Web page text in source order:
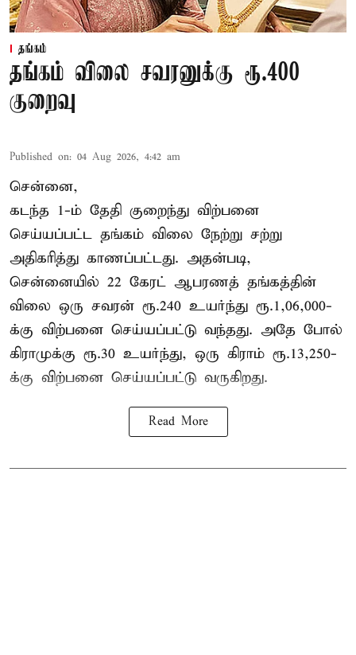
தங்கம்
தங்கம் விலை சவரனுக்கு ரூ.400
குறைவு
Published on: 04 Aug 2026, 4:42 am
சென்னை,
கடந்த 1-ம் தேதி குறைந்து விற்பனை
செய்யப்பட்ட தங்கம் விலை நேற்று சற்று
அதிகரித்து காணப்பட்டது. அதன்படி,
சென்னையில் 22 கேரட் ஆபரணத் தங்கத்தின்
விலை ஒரு சவரன் ரூ.240 உயர்ந்து ரூ.1,06,000-
க்கு விற்பனை செய்யப்பட்டு வந்தது. அதே போல்
கிராமுக்கு ரூ.30 உயர்ந்து, ஒரு கிராம் ரூ.13,250-
க்கு விற்பனை செய்யப்பட்டு வருகிறது.
Read More